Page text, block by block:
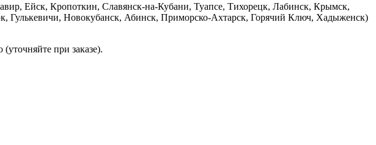
Ейск, Кропоткин, Славянск-на-Кубани, Туапсе, Тихорецк, Лабинск, Крымск,
Гулькевичи, Новокубанск, Абинск, Приморско-Ахтарск, Горячий Ключ, Хадыженск)
при заказе).